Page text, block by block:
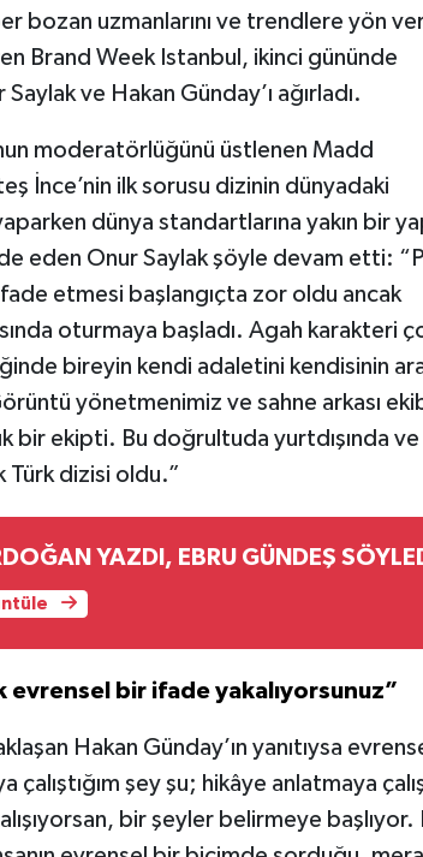
bozan uzmanlarını ve trendlere yön
Brand Week Istanbul, ikinci gününde
ve Hakan Günday’ı ağırladı.
moderatörlüğünü üstlenen Madd
İnce’nin ilk sorusu dizinin dünyadaki
dünya standartlarına yakın bir
eden Onur Saylak şöyle devam etti:
etmesi başlangıçta zor oldu ancak
oturmaya başladı. Agah karakteri
bireyin kendi adaletini kendisinin
yönetmenimiz ve sahne arkası
bir ekipti. Bu doğrultuda yurtdışında ve
dizisi oldu.”
YAZDI, EBRU GÜNDEŞ
evrensel bir ifade yakalıyorsunuz”
Hakan Günday’ın yanıtıysa
çalıştığım şey şu; hikâye anlatmaya
bir şeyler belirmeye başlıyor.